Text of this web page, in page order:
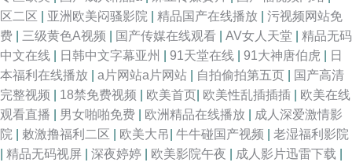
区二区
亚洲欧美闷骚影院 精品国产在线播放
污视频网站免
费
三级黄色A视频 国产传媒在线观看 AV女人天堂
精品无码
中文在线
日韩中文字幕亚州 91天堂在线 91大神唐伯虎
日
本福利在线播放
a片网站a片网站 自拍偷拍第五页
国产高清
完整视频
18禁免费视频 欧美首页 欧美性乱插插插
欧美在线
观看直播
男女啪啪免费 欧洲精品在线播放
成人深爱激情影
院
敕激撸福利二区 欧美大吊 牛牛碰国产视频
老湿福利影院
精品无码视屏 深夜婷婷 欧美影院午夜 成人影片迅雷下载